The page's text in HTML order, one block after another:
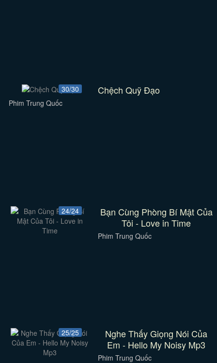
30/30 Chệch Quỹ Đạo
Phim Trung Quốc
24/24
Bạn Cùng Phòng Bí Mật Của
Tôi - Love in Time
Phim Trung Quốc
25/25
Nghe Thấy Giọng Nói Của
Em - Hello My Noisy Mp3
Phim Trung Quốc